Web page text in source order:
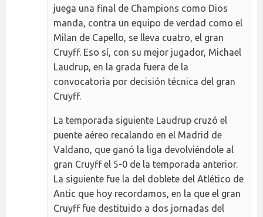
juega una final de Champions como Dios
manda, contra un equipo de verdad como el
Milan de Capello, se lleva cuatro, el gran
Cruyff. Eso sí, con su mejor jugador, Michael
Laudrup, en la grada fuera de la
convocatoria por decisión técnica del gran
Cruyff.
La temporada siguiente Laudrup cruzó el
puente aéreo recalando en el Madrid de
Valdano, que ganó la liga devolviéndole al
gran Cruyff el 5-0 de la temporada anterior.
La siguiente fue la del doblete del Atlético de
Antic que hoy recordamos, en la que el gran
Cruyff fue destituido a dos jornadas del